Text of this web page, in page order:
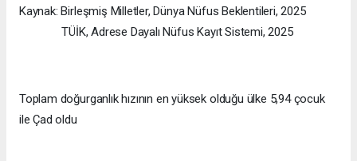
Kaynak: Birleşmiş Milletler, Dünya Nüfus Beklentileri, 2025
TÜİK, Adrese Dayalı Nüfus Kayıt Sistemi, 2025
Toplam doğurganlık hızının en yüksek olduğu ülke 5,94 çocuk
ile Çad oldu